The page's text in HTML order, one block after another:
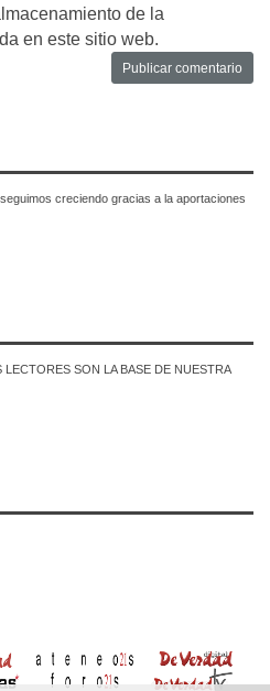
de la
en este sitio web.
creciendo gracias a la aportaciones
SON LA BASE DE NUESTRA